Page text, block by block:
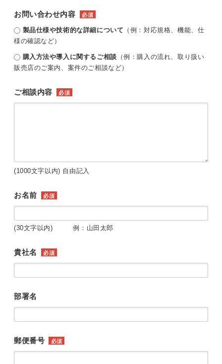
お問い合わせ内容 必須
製品仕様や技術的な詳細について （例：対応規格、機能、仕
様の確認など）
購入方法や導入に関するご相談 （例：購入の流れ、取り扱い
販売店のご案内、案件のご相談など）
ご相談内容 必須
(1000文字以内) 自由記入
お名前 必須
(30文字以内) 例：山田太郎
貴社名 必須
部署名
郵便番号 必須